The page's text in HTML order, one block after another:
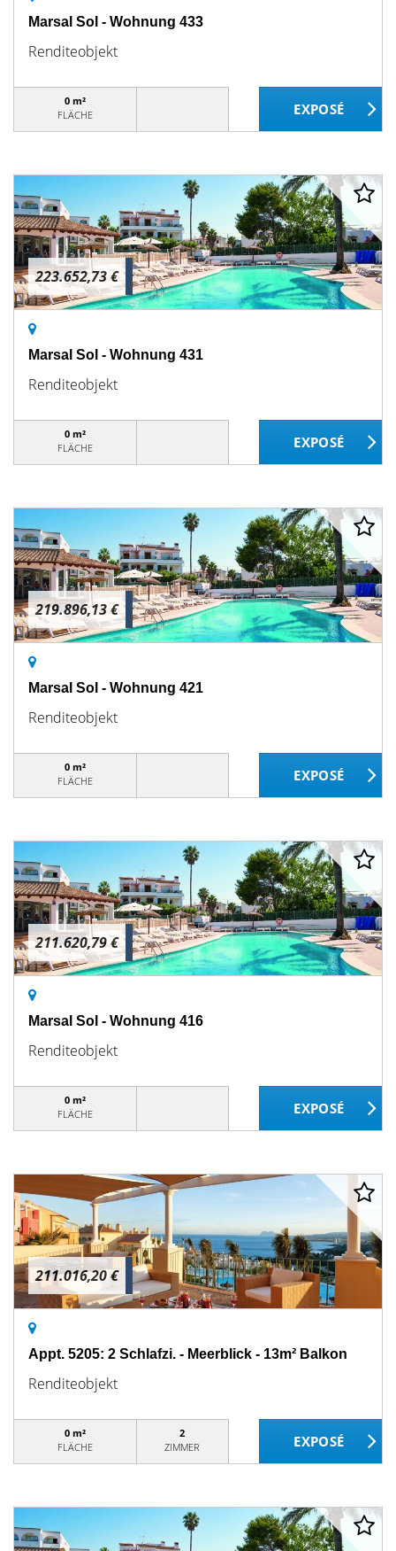
Marsal Sol - Wohnung 433
Renditeobjekt
0 m²
FLÄCHE
223.652,73 €
Marsal Sol - Wohnung 431
Renditeobjekt
0 m²
FLÄCHE
219.896,13 €
Marsal Sol - Wohnung 421
Renditeobjekt
0 m²
FLÄCHE
211.620,79 €
Marsal Sol - Wohnung 416
Renditeobjekt
0 m²
FLÄCHE
211.016,20 €
Appt. 5205: 2 Schlafzi. - Meerblick - 13m² Balkon
Renditeobjekt
0 m²
FLÄCHE
2
ZIMMER